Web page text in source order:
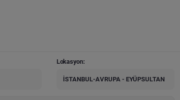
Lokasyon:
İSTANBUL-AVRUPA - EYÜPSULTAN